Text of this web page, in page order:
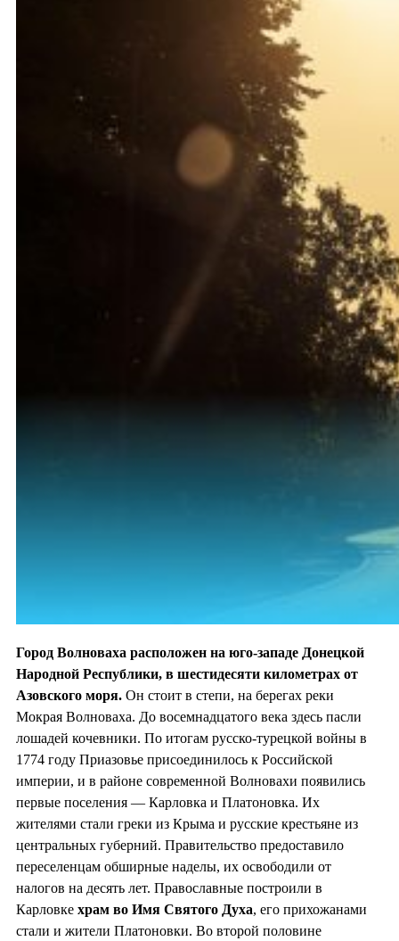
Город Волноваха расположен на юго-западе Донецкой
Народной Республики, в шестидесяти километрах от
Азовского моря. Он стоит в степи, на берегах реки
Мокрая Волноваха. До восемнадцатого века здесь пасли
лошадей кочевники. По итогам русско-турецкой войны в
1774 году Приазовье присоединилось к Российской
империи, и в районе современной Волновахи появились
первые поселения — Карловка и Платоновка. Их
жителями стали греки из Крыма и русские крестьяне из
центральных губерний. Правительство предоставило
переселенцам обширные наделы, их освободили от
налогов на десять лет. Православные построили в
Карловке храм во Имя Святого Духа, его прихожанами
стали и жители Платоновки. Во второй половине